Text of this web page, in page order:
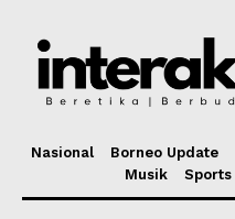
Nasional Borneo Update
Musik
Sports